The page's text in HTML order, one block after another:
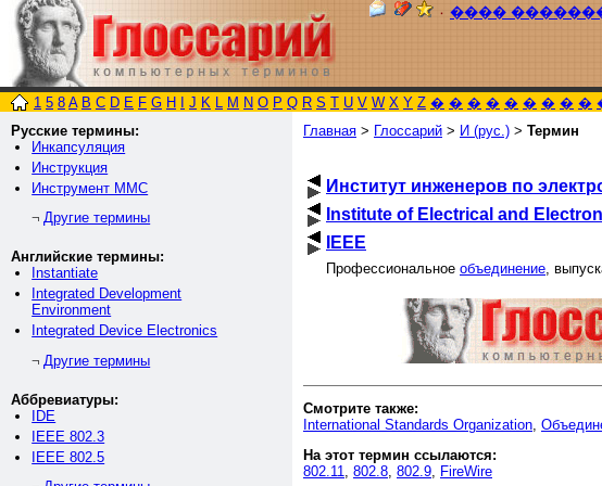
٠ ����
1 5 8 A B C D E F G H J K L M N O P Q R S T U V W X Y Z � � � � � � � � �
Русские термины:
Инкапсуляция
Инструкция
Инструмент ММС
¬ Другие термины
Английские термины:
Instantiate
Integrated Development
Environment
Integrated Device Electronics
¬ Другие термины
Аббревиатуры:
IDE
IEEE 802.3
IEEE 802.5
Главная > Глоссарий > И (рус.) > Термин
Институт инженеров по
Institute of Electrical and
IEEE
Профессиональное объединение,
Смотрите также:
International Standards Organization
На этот термин ссылаются:
802.11
802.8 802.9 FireWire